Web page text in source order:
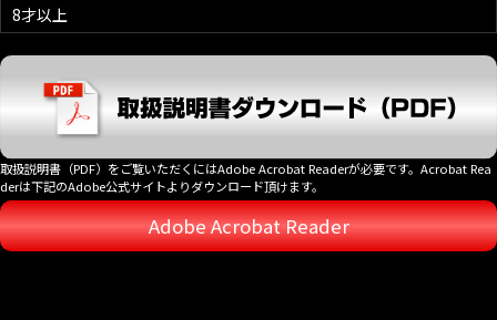
8才以上
取扱説明書（PDF）をご覧いただくにはAdobe Acrobat Readerが必要です。Acrobat Rea
derは下記のAdobe公式サイトよりダウンロード頂けます。
Adobe Acrobat Reader